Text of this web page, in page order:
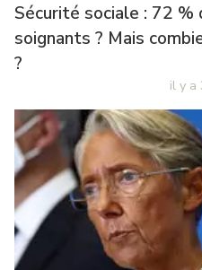
Sécurité sociale : 72
soignants ? Mais
?
il y a
Délitement
de
l'éducation
:
effondrement
culturel
français
il
y
a
3
ans